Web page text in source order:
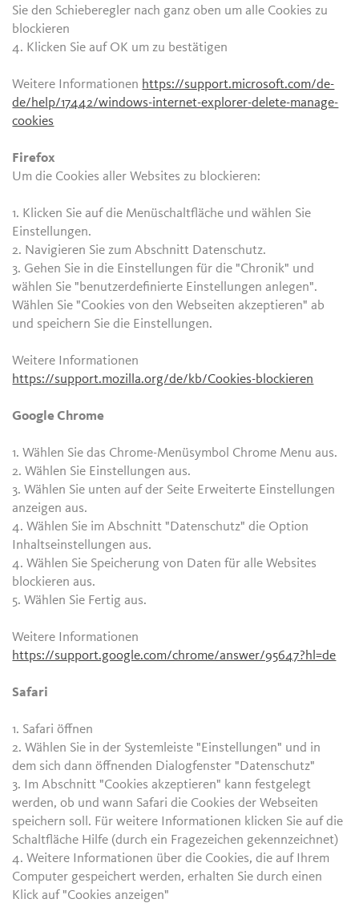
Sie den Schieberegler nach ganz oben um alle Cookies zu
blockieren
4. Klicken Sie auf OK um zu bestätigen
Weitere Informationen https://support.microsoft.com/de-
de/help/17442/windows-internet-explorer-delete-manage-
cookies
Firefox
Um die Cookies aller Websites zu blockieren:
1. Klicken Sie auf die Menüschaltfläche und wählen Sie
Einstellungen.
2. Navigieren Sie zum Abschnitt Datenschutz.
3. Gehen Sie in die Einstellungen für die "Chronik" und
wählen Sie "benutzerdefinierte Einstellungen anlegen".
Wählen Sie "Cookies von den Webseiten akzeptieren" ab
und speichern Sie die Einstellungen.
Weitere Informationen
https://support.mozilla.org/de/kb/Cookies-blockieren
Google Chrome
1. Wählen Sie das Chrome-Menüsymbol Chrome Menu aus.
2. Wählen Sie Einstellungen aus.
3. Wählen Sie unten auf der Seite Erweiterte Einstellungen
anzeigen aus.
4. Wählen Sie im Abschnitt "Datenschutz" die Option
Inhaltseinstellungen aus.
4. Wählen Sie Speicherung von Daten für alle Websites
blockieren aus.
5. Wählen Sie Fertig aus.
Weitere Informationen
https://support.google.com/chrome/answer/95647?hl=de
Safari
1. Safari öffnen
2. Wählen Sie in der Systemleiste "Einstellungen" und in
dem sich dann öffnenden Dialogfenster "Datenschutz"
3. Im Abschnitt "Cookies akzeptieren" kann festgelegt
werden, ob und wann Safari die Cookies der Webseiten
speichern soll. Für weitere Informationen klicken Sie auf die
Schaltfläche Hilfe (durch ein Fragezeichen gekennzeichnet)
4. Weitere Informationen über die Cookies, die auf Ihrem
Computer gespeichert werden, erhalten Sie durch einen
Klick auf "Cookies anzeigen"